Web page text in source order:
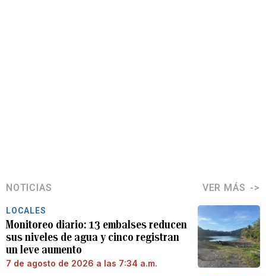
NOTICIAS VER MÁS
LOCALES
Monitoreo diario: 13 embalses reducen
sus niveles de agua y cinco registran
un leve aumento
7 de agosto de 2026 a las 7:34 a.m.